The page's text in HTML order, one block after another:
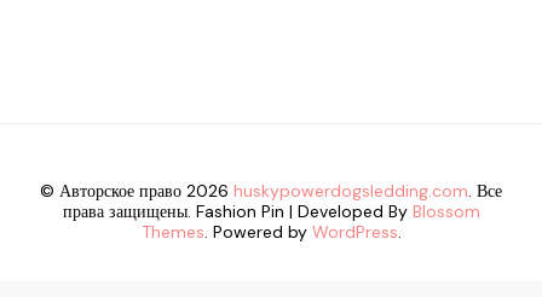
© Авторское право 2026 huskypowerdogsledding.com. Все
права защищены. Fashion Pin | Developed By Blossom
Themes. Powered by WordPress.